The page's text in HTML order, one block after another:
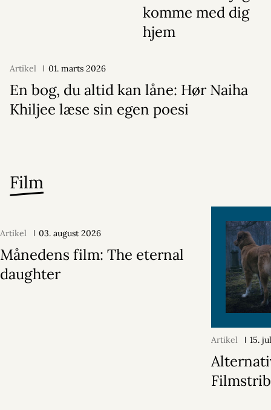
komme med dig
hjem
Artikel 01. marts 2026
En bog, du altid kan låne: Hør Naiha
Khiljee læse sin egen poesi
Film
Artikel 03. august 2026
Månedens film: The eternal
daughter
Artikel 15.